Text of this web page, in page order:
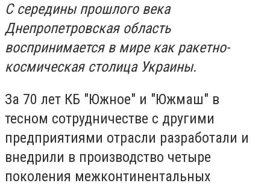
С середины прошлого века
Днепропетровская область
воспринимается в мире как ракетно-
космическая столица Украины.
За 70 лет КБ "Южное" и "Южмаш" в
тесном сотрудничестве с другими
предприятиями отрасли разработали и
внедрили в производство четыре
поколения межконтинентальных